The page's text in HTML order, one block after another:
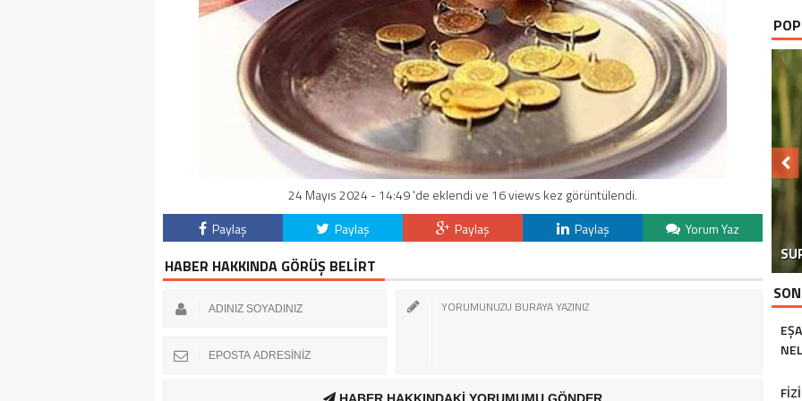
24 Mayıs 2024 - 14:49 'de eklendi ve 16 views kez görüntülendi.
Paylaş
Paylaş Paylaş Paylaş Yorum Yaz
HABER HAKKINDA GÖRÜŞ BELİRT